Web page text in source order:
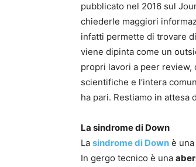
pubblicato nel 2016 sul
chiederle maggiori
infatti permette di trovare
viene dipinta come un
propri lavori a peer
scientifiche e l’intera
ha pari. Restiamo in
La sindrome di Down
La sindrome di Down è
In gergo tecnico è una